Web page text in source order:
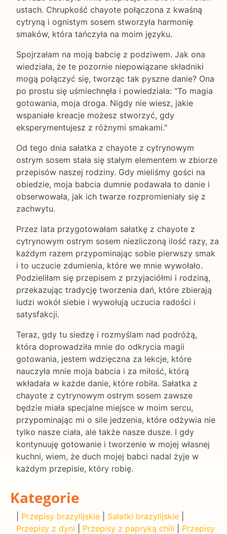
ustach. Chrupkość chayote połączona z kwaśną
cytryną i ognistym sosem stworzyła harmonię
smaków, która tańczyła na moim języku.
Spojrzałam na moją babcię z podziwem. Jak ona
wiedziała, że te pozornie niepowiązane składniki
mogą połączyć się, tworząc tak pyszne danie? Ona
po prostu się uśmiechnęła i powiedziała: "To magia
gotowania, moja droga. Nigdy nie wiesz, jakie
wspaniałe kreacje możesz stworzyć, gdy
eksperymentujesz z różnymi smakami."
Od tego dnia sałatka z chayote z cytrynowym
ostrym sosem stała się stałym elementem w zbiorze
przepisów naszej rodziny. Gdy mieliśmy gości na
obiedzie, moja babcia dumnie podawała to danie i
obserwowała, jak ich twarze rozpromieniały się z
zachwytu.
Przez lata przygotowałam sałatkę z chayote z
cytrynowym ostrym sosem niezliczoną ilość razy, za
każdym razem przypominając sobie pierwszy smak
i to uczucie zdumienia, które we mnie wywołało.
Podzieliłam się przepisem z przyjaciółmi i rodziną,
przekazując tradycję tworzenia dań, które zbierają
ludzi wokół siebie i wywołują uczucia radości i
satysfakcji.
Teraz, gdy tu siedzę i rozmyślam nad podróżą,
która doprowadziła mnie do odkrycia magii
gotowania, jestem wdzięczna za lekcje, które
nauczyła mnie moja babcia i za miłość, którą
wkładała w każde danie, które robiła. Sałatka z
chayote z cytrynowym ostrym sosem zawsze
będzie miała specjalne miejsce w moim sercu,
przypominając mi o sile jedzenia, które odżywia nie
tylko nasze ciała, ale także nasze dusze. I gdy
kontynuuję gotowanie i tworzenie w mojej własnej
kuchni, wiem, że duch mojej babci nadal żyje w
każdym przepisie, który robię.
Kategorie
Przepisy brazylijskie Sałatki brazylijskie
Przepisy z dyni
Przepisy z papryką chili
Przepisy